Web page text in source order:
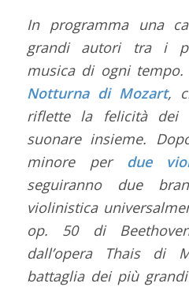
In programma una
grandi autori tra i
musica di ogni tempo.
Notturna di Mozart,
riflette la felicità dei
suonare insieme.
minore per due
seguiranno due
violinistica
op. 50 di
dall’opera Thais di
battaglia dei più